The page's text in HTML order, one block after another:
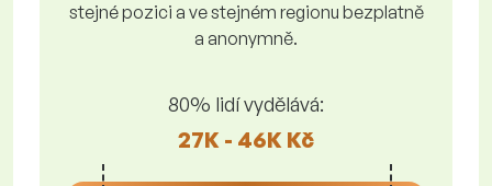
stejné pozici a ve stejném regionu bezplatně
a anonymně.
80% lidí vydělává:
27K - 46K Kč